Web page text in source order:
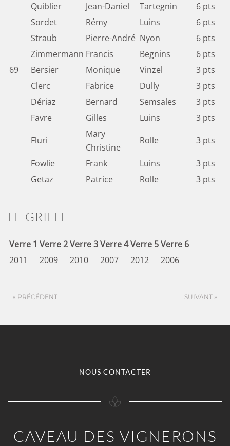
Quiblier
Jean-Daniel Tartegnin
6 pts
Sordet
Rémy Luins
6 pts
Straub
Pierre-André Nyon
6 pts
Zimmermann Francis Begnins
6 pts
69
Bersier Monique Vinzel
3 pts
Clerc
Fabrice Dully
3 pts
Dériaz
Bernard Semsales
3 pts
Favre
Gilles Luins
3 pts
Fluri
Mary
Christine
Rolle 3 pts
Fowlie Frank Luins
3 pts
Getaz
Patrice Rolle 3 pts
LE GRILLE
Verre 1 Verre 2Verre 3Verre 4Verre 5Verre 6
2011
2009 2010 2007 2012 2006
« PRÉCÉDENT SUIVANT »
NOUS CONTACTER
CAVEAU DES VIGNERONS